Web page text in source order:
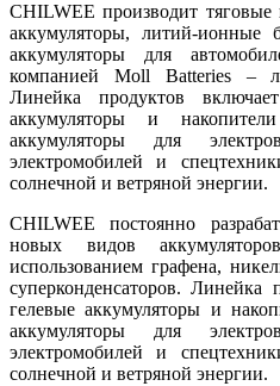
CHILWEE производит тяговые
аккумуляторы, литий-ионные
аккумуляторы для
компанией Moll Batteries –
Линейка продуктов
аккумуляторы и
аккумуляторы для
электромобилей и
солнечной и ветряной энергии.
CHILWEE постоянно
новых видов
использованием графена,
суперконденсаторов. Линейка
гелевые аккумуляторы и
аккумуляторы для
электромобилей и
солнечной и ветряной энергии.